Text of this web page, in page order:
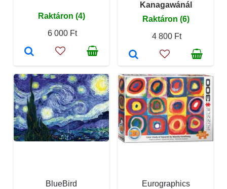
Raktáron (4)
6 000 Ft
Kanagawánál
Raktáron (6)
4 800 Ft
BlueBird
Eurographics